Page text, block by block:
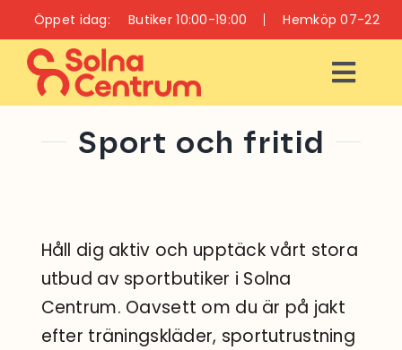
Fortsätt
till
innehållet
Öppet idag: Butiker 10:00-19:00 Hemköp 07-22
ÖPPETTIDER
BUTIKER
RESTAURANGER
OCH CAFÉER
Sport och fritid
Håll dig aktiv och upptäck vårt stora
utbud av sportbutiker i Solna
Centrum. Oavsett om du är på jakt
efter träningskläder, sportutrustning